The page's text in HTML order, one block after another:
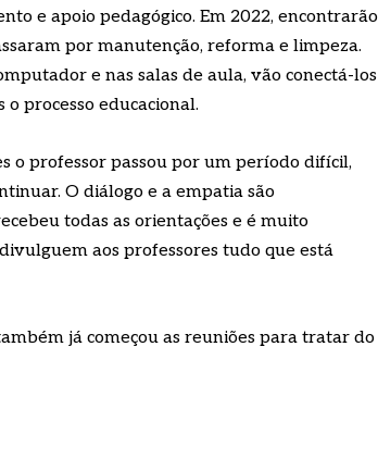
e apoio pedagógico. Em 2022, encontrarão
por manutenção, reforma e limpeza.
e nas salas de aula, vão conectá-los
processo educacional.
o professor passou por um período difícil,
O diálogo e a empatia são
todas as orientações e é muito
aos professores tudo que está
já começou as reuniões para tratar do